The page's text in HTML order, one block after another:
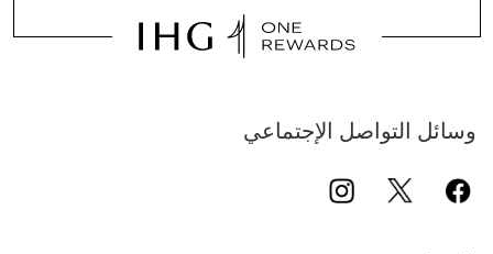
وسائل التواصل الإجتماعي